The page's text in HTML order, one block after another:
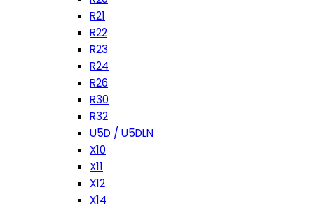
R21
R22
R23
R24
R26
R30
R32
U5D / U5DLN
X10
X11
X12
X14